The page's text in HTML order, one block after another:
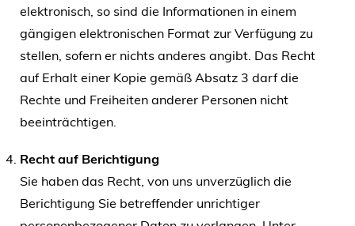
elektronisch, so sind die Informationen in einem
gängigen elektronischen Format zur Verfügung zu
stellen, sofern er nichts anderes angibt. Das Recht
auf Erhalt einer Kopie gemäß Absatz 3 darf die
Rechte und Freiheiten anderer Personen nicht
beeinträchtigen.
Recht auf Berichtigung
Sie haben das Recht, von uns unverzüglich die
Berichtigung Sie betreffender unrichtiger